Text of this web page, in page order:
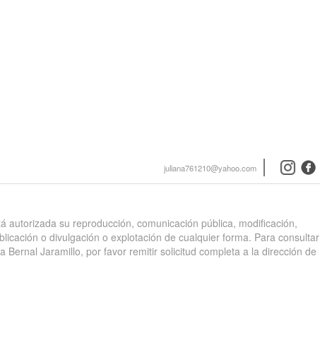
juliana761210@yahoo.com
su reproducción, comunicación pública, modificación,
o divulgación o explotación de cualquier forma. Para consultar
Jaramillo, por favor remitir solicitud completa a la dirección de